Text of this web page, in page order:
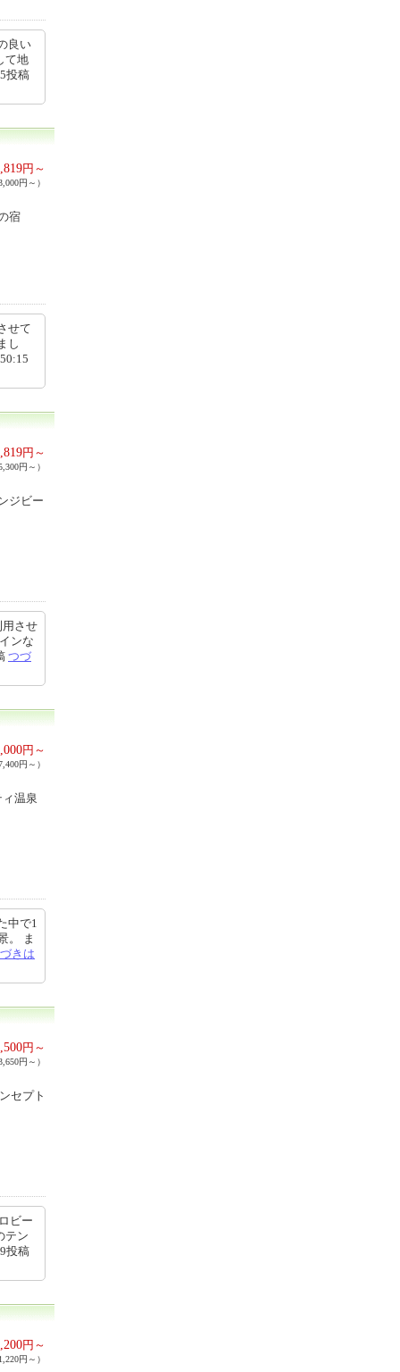
良い
て地
投稿
円～
円～）
宿
せて
し
円～
円～）
ジビー
用させ
ンな
つづ
円～
円～）
温泉
中で1
。 ま
きは
円～
円～）
セプト
ビー
テン
投稿
円～
円～）